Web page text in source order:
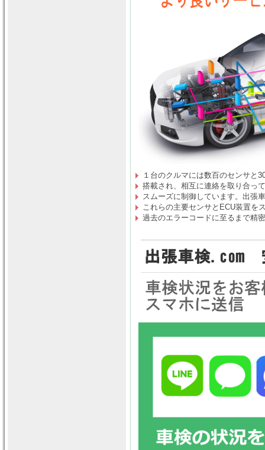
１台のクルマには数百のセンサと
搭載され、相互に連絡を取り合っ
スムーズに制御しています。出張
これらの主要センサとECU装置を
過去のエラーコードに至るまで精